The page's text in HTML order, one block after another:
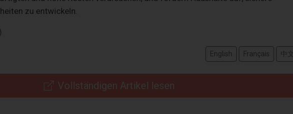
zu entwickeln.
English Français 中文
Vollständigen Artikel lesen